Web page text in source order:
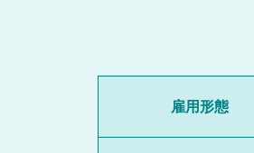
雇用形態